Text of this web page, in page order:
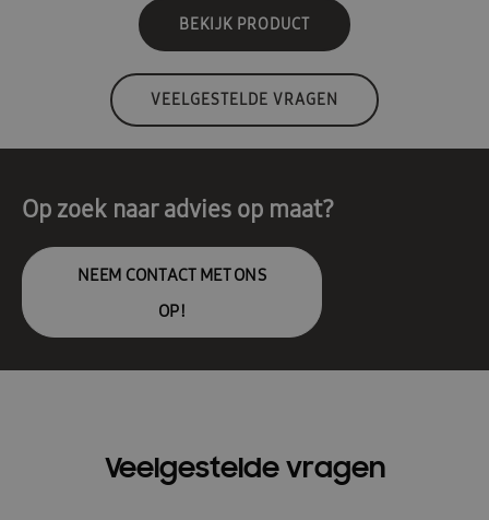
BEKIJK PRODUCT
VEELGESTELDE VRAGEN
Op zoek naar advies op maat?
NEEM CONTACT MET ONS
OP!
Veelgestelde vragen